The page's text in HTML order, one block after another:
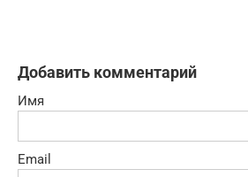
Добавить комментарий
Имя
Email